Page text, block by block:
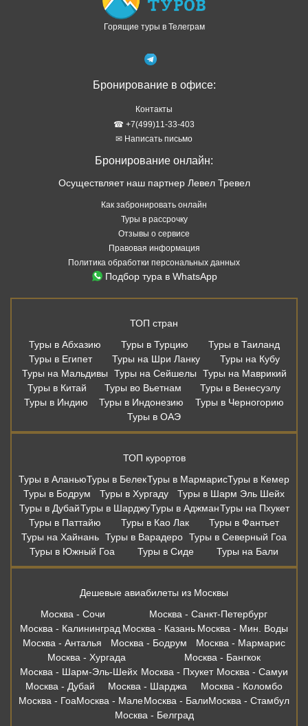
Горящие туры в Телеграм
Бронирование в офисе:
Контакты
☎ +7(499)11-33-403
✉ Написать письмо
Бронирование онлайн:
Осуществляет наш партнер Левел Тревел
Как забронировать онлайн
Туры в рассрочку
Отзывы о сервисе
Правовая информация
Политика обработки персональных данных
Подбор тура в WhatsApp
ТОП стран
Туры в Абхазию
Туры в Турцию
Туры в Таиланд
Туры в Египет
Туры на Шри Ланку
Туры на Кубу
Туры на Мальдивы
Туры на Сейшелы
Туры на Маврикий
Туры в Китай
Туры во Вьетнам
Туры в Венесуэлу
Туры в Индию
Туры в Индонезию
Туры в Черногорию
Туры в ОАЭ
ТОП курортов
Туры в АланьюТуры в БелекТуры в МармарисТуры в Кемер
Туры в Бодрум
Туры в Хургаду
Туры в Шарм Эль Шейх
Туры в ДубайТуры в ШарджуТуры в АджманТуры на Пхукет
Туры в Паттайю
Туры в Као Лак
Туры в Фантьет
Туры на Хайнань Туры в Варадеро Туры в Северный Гоа
Туры в Южный Гоа
Туры в Сиде Туры на Бали
Дешевые авиабилеты из Москвы
Москва - Сочи
Москва - Санкт-Петербург
Москва - Калининград Москва - Казань Москва - Мин. Воды
Москва - Анталья
Москва - Бодрум
Москва - Мармарис
Москва - Хургада
Москва - Бангкок
Москва - Шарм-Эль-Шейх Москва - Пхукет Москва - Самуи
Москва - Дубай
Москва - Шарджа
Москва - Коломбо
Москва - ГоаМосква - МалеМосква - БалиМосква - Стамбул
Москва - Белград